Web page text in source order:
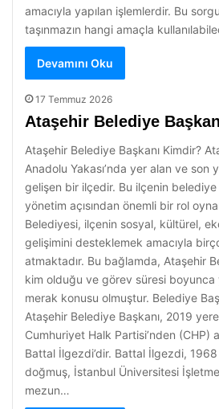
amacıyla yapılan işlemlerdir. Bu
taşınmazın hangi amaçla
Devamını Oku
17 Temmuz 2026
Ataşehir Belediye
Ataşehir Belediye Başkanı Kimdir?
Anadolu Yakası’nda yer alan ve son
gelişen bir ilçedir. Bu ilçenin belediye
yönetim açısından önemli bir rol
Belediyesi, ilçenin sosyal, kültürel,
gelişimini desteklemek amacıyla
atmaktadır. Bu bağlamda, Ataşehir
kim olduğu ve görev süresi boyunca
merak konusu olmuştur. Belediye
Ataşehir Belediye Başkanı, 2019
Cumhuriyet Halk Partisi’nden (CHP)
Battal İlgezdi’dir. Battal İlgezdi, 1968
doğmuş, İstanbul Üniversitesi
mezun…